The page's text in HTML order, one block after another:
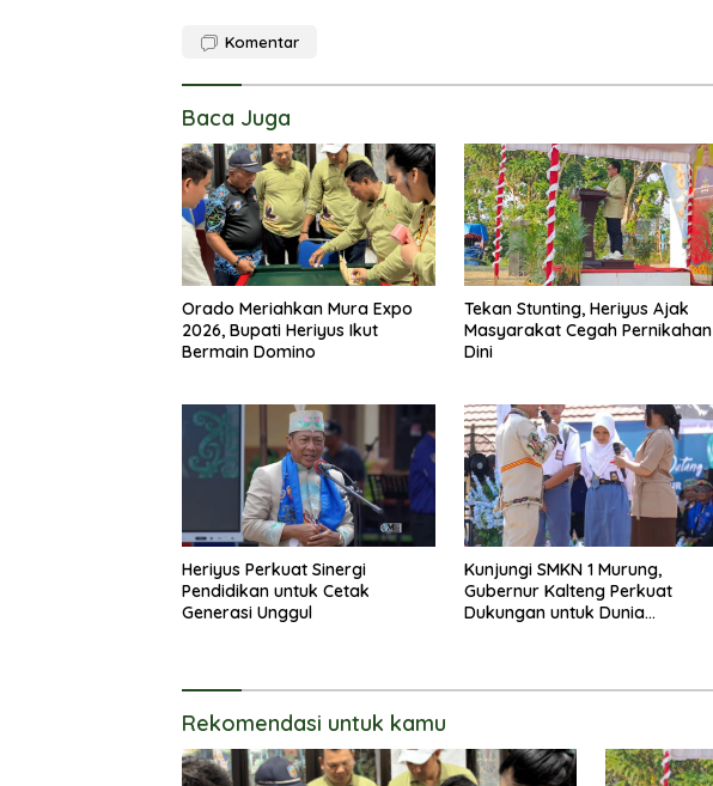
Komentar
Baca Juga
Orado Meriahkan Mura Expo
2026, Bupati Heriyus Ikut
Bermain Domino
Tekan Stunting, Heriyus Ajak
Masyarakat Cegah Pernikahan
Dini
Heriyus Perkuat Sinergi
Pendidikan untuk Cetak
Generasi Unggul
Kunjungi SMKN 1 Murung,
Gubernur Kalteng Perkuat
Dukungan untuk Dunia
Rekomendasi untuk kamu